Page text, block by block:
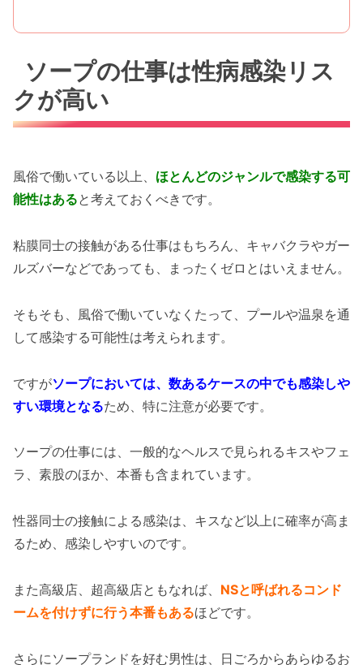
ソープの仕事は性病感染リス
クが高い
風俗で働いている以上、 ほとんどのジャンルで感染する可
能性はあると考えておくべきです。
粘膜同士の接触がある仕事はもちろん、キャバクラやガー
ルズバーなどであっても、まったくゼロとはいえません。
そもそも、風俗で働いていなくたって、プールや温泉を通
して感染する可能性は考えられます。
ですがソープにおいては、数あるケースの中でも感染しや
すい環境となるため、特に注意が必要です。
ソープの仕事には、一般的なヘルスで見られるキスやフェ
ラ、素股のほか、本番も含まれています。
性器同士の接触による感染は、キスなど以上に確率が高ま
るため、感染しやすいのです。
また高級店、超高級店ともなれば、 NSと呼ばれるコンド
ームを付けずに行う本番もあるほどです。
さらにソープランドを好む男性は、日ごろからあらゆるお